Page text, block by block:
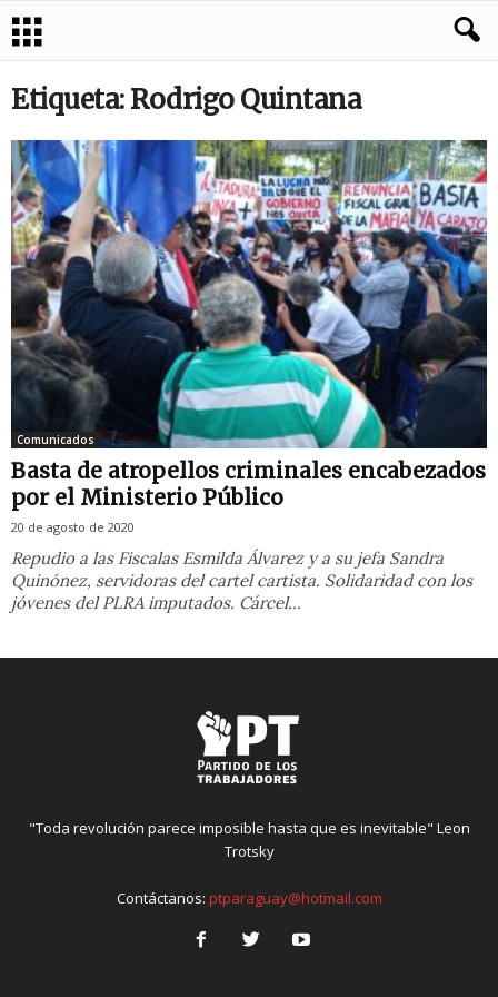
Etiqueta: Rodrigo Quintana
Comunicados
Basta de atropellos criminales encabezados
por el Ministerio Público
20 de agosto de 2020
Repudio a las Fiscalas Esmilda Álvarez y a su jefa Sandra
Quinónez, servidoras del cartel cartista. Solidaridad con los
jóvenes del PLRA imputados. Cárcel...
"Toda revolución parece imposible hasta que es inevitable" Leon
Trotsky
Contáctanos: ptparaguay@hotmail.com